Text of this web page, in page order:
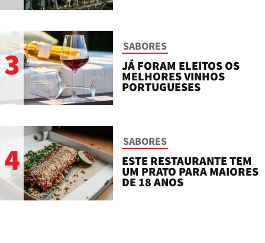
3 SABORES
JÁ FORAM ELEITOS OS
MELHORES VINHOS
PORTUGUESES
4 SABORES
ESTE RESTAURANTE TEM
UM PRATO PARA MAIORES
DE 18 ANOS